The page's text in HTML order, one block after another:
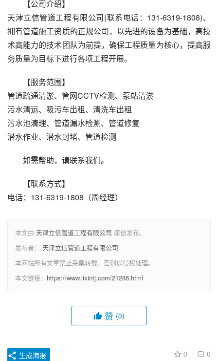
【公司介绍】
天津立信管道工程有限公司(联系电话：131-6319-1808)、
拥有管道施工资质的正规公司，以先进的设备为基础，高技
术高能力的技术团队为前提，确保工程质量为核心，提高服
务质量为目标下进行各项工程开展。
【服务范围】
管道疏通清淤、管网CCTV检测、泵站清淤
污水清运、吸污车出租、清洗车出租
污水池清理、管道漏水检测、管道修复
潜水作业、潜水封堵、管道检测
如需帮助，请联系我们。
【联系方式】
电话：131-6319-1808（周经理）
本文由 天津立信管道工程有限公司 原创发布。
发布者： 天津立信管道工程有限公司
本网站所有文章禁止采集转载，否则以侵权处理。
本文链接： https://www.lixintj.com/21286.html
赞 (0)
0 0
生成海报